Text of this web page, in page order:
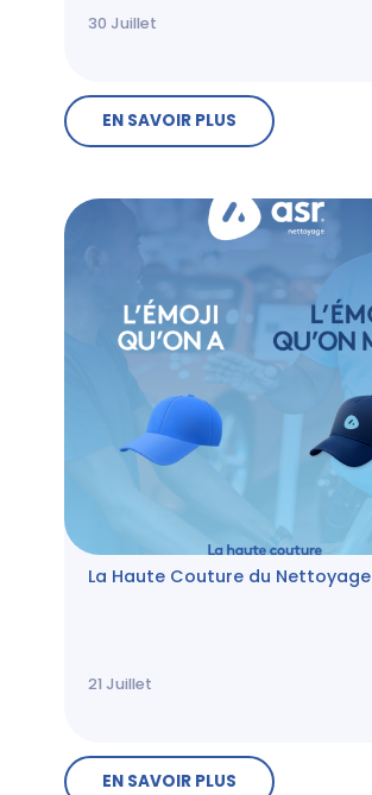
30 Juillet
EN SAVOIR PLUS
La Haute Couture du Nettoyage
21 Juillet
EN SAVOIR PLUS